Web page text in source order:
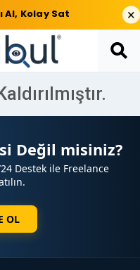
Al, Kolay Sat ×
Değil misiniz?
Destek ile Freelance
OL